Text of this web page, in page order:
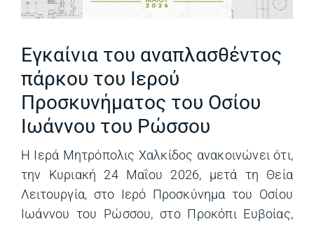
Εγκαίνια του αναπλασθέντος
πάρκου του Ιερού
Προσκυνήματος του Οσίου
Ιωάννου του Ρώσσου
Η Ιερά Μητρόπολις Χαλκίδος ανακοινώνει ότι,
την Κυριακή 24 Μαΐου 2026, μετά τη Θεία
Λειτουργία, στο Ιερό Προσκύνημα του Οσίου
Ιωάννου του Ρώσσου, στο Προκόπι Ευβοίας,